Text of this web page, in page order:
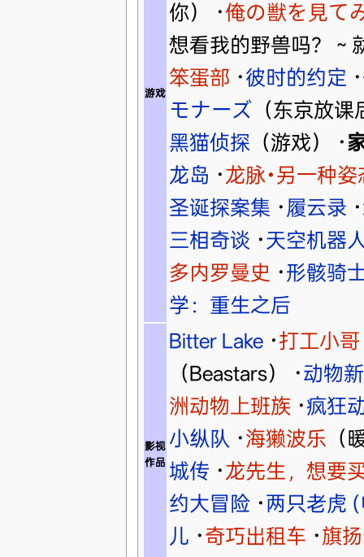
游戏
你）
·俺の獣を見て
想看我的野兽吗？～
笨蛋部 ·彼时的约定 ·
モナーズ （东京放
黑猫侦探 （游戏） ·
龙岛 · 龙脉•另一种姿
圣诞探案集 · 履云录 ·
三相奇谈 ·天空机器
多内罗曼史 ·形骸骑
学：重生之后
影视
作品
Bitter Lake·打工小哥
（Beastars）
·动物
洲动物上班族 ·疯狂
小纵队 ·海獭波乐 （
城传 · 龙先生，想要
约大冒险·两只老虎
儿 ·奇巧出租车 ·旗